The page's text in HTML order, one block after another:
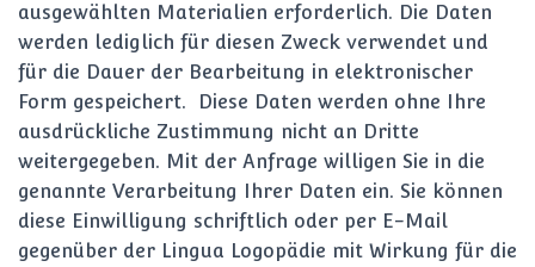
ausgewählten Materialien erforderlich. Die Daten
werden lediglich für diesen Zweck verwendet und
für die Dauer der Bearbeitung in elektronischer
Form gespeichert. Diese Daten werden ohne Ihre
ausdrückliche Zustimmung nicht an Dritte
weitergegeben. Mit der Anfrage willigen Sie in die
genannte Verarbeitung Ihrer Daten ein. Sie können
diese Einwilligung schriftlich oder per E-Mail
gegenüber der Lingua Logopädie mit Wirkung für die